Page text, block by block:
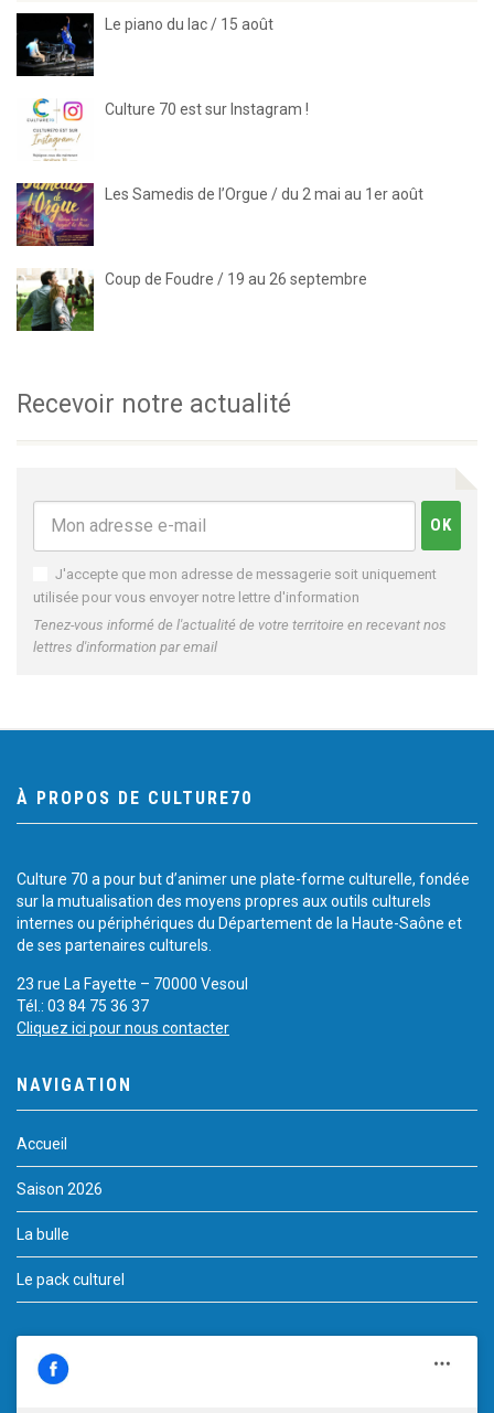
Le piano du lac / 15 août
Culture 70 est sur Instagram !
Les Samedis de l’Orgue / du 2 mai au 1er août
Coup de Foudre / 19 au 26 septembre
Recevoir notre actualité
J'accepte que mon adresse de messagerie soit uniquement
utilisée pour vous envoyer notre lettre d'information
Tenez-vous informé de l'actualité de votre territoire en recevant nos
lettres d'information par email
À PROPOS DE CULTURE70
Culture 70 a pour but d’animer une plate-forme culturelle, fondée
sur la mutualisation des moyens propres aux outils culturels
internes ou périphériques du Département de la Haute-Saône et
de ses partenaires culturels.
23 rue La Fayette – 70000 Vesoul
Tél.: 03 84 75 36 37
Cliquez ici pour nous contacter
NAVIGATION
Accueil
Saison 2026
La bulle
Le pack culturel